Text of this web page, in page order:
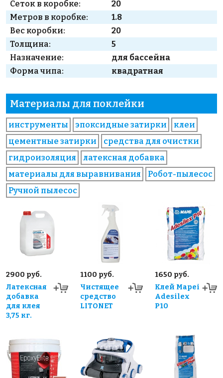
Сеток в коробке:
20
Метров в коробке:
1.8
Вес коробки:
20
Толщина:
5
Назначение:
для бассейна
Форма чипа:
квадратная
Материалы для поклейки
инструменты эпоксидные затирки
клеи
цементные затирки
средства для очистки
гидроизоляция
латексная добавка
материалы для выравнивания
Робот-пылесос
Ручной пылесос
2900 руб.
Латексная
добавка
для клея
3,75 кг.
1100 руб.
Чистящее
средство
LITONET
1650 руб.
Клей Mapei
Adesilex
P10